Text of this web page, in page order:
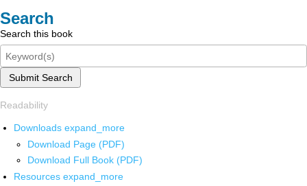
Search
Search this book
Submit Search
Readability
Downloads expand_more
Download Page (PDF)
Download Full Book (PDF)
Resources expand_more